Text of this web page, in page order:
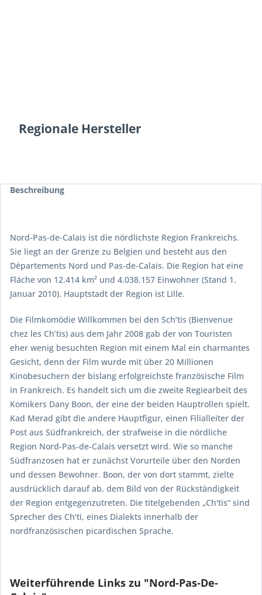
Regionale Hersteller
Beschreibung
Nord-Pas-de-Calais ist die nördlichste Region Frankreichs.
Sie liegt an der Grenze zu Belgien und besteht aus den
Départements Nord und Pas-de-Calais. Die Region hat eine
Fläche von 12.414 km² und 4.038.157 Einwohner (Stand 1.
Januar 2010). Hauptstadt der Region ist Lille.
Die Filmkomödie Willkommen bei den Sch’tis (Bienvenue
chez les Ch’tis) aus dem Jahr 2008 gab der von Touristen
eher wenig besuchten Region mit einem Mal ein charmantes
Gesicht, denn der Film wurde mit über 20 Millionen
Kinobesuchern der bislang erfolgreichste französische Film
in Frankreich. Es handelt sich um die zweite Regiearbeit des
Komikers Dany Boon, der eine der beiden Hauptrollen spielt.
Kad Merad gibt die andere Hauptfigur, einen Filialleiter der
Post aus Südfrankreich, der strafweise in die nördliche
Region Nord-Pas-de-Calais versetzt wird. Wie so manche
Südfranzosen hat er zunächst Vorurteile über den Norden
und dessen Bewohner. Boon, der von dort stammt, zielte
ausdrücklich darauf ab, dem Bild von der Rückständigkeit
der Region entgegenzutreten. Die titelgebenden „Ch'tis“ sind
Sprecher des Ch'ti, eines Dialekts innerhalb der
nordfranzösischen picardischen Sprache.
Weiterführende Links zu "Nord-Pas-De-